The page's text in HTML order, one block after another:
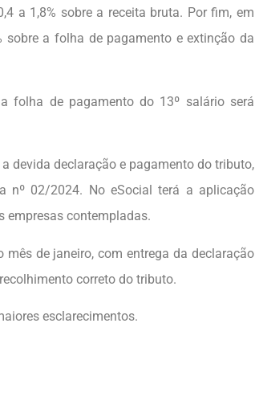
a 1,8% sobre a receita bruta. Por fim, em
sobre a folha de pagamento e extinção da
folha de pagamento do 13º salário será
devida declaração e pagamento do tributo,
nº 02/2024. No eSocial terá a aplicação
empresas contempladas.
de janeiro, com entrega da declaração
correto do tributo.
esclarecimentos.